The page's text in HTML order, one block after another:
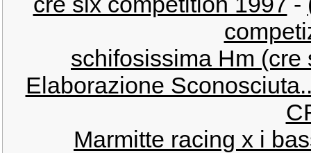
schifosissima Hm
Elaborazione
Marmitte racing x i